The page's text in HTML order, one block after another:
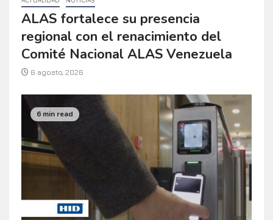
ALAS fortalece su presencia
regional con el renacimiento del
Comité Nacional ALAS Venezuela
6 agosto, 2026
6 min read